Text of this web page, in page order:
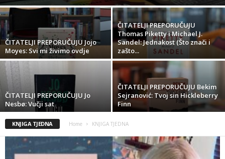
ČITATELJI PREPORUČUJU Jojo
Moyes: Svi mi živimo ovdje
ČITATELJI PREPORUČUJU
Thomas Piketty i Michael J.
Sandel: Jednakost (Što znači i
zašto...
ČITATELJI PREPORUČUJU Jo
Nesbø: Vučji sat
ČITATELJI PREPORUČUJU Bekim
Sejranović: Tvoj sin Hickleberry
Finn
KNJIGA TJEDNA Home KNJIGA TJEDNA